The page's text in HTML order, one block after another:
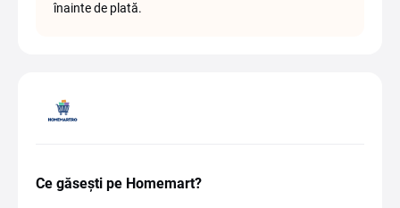
înainte de plată.
Ce găsești pe Homemart?